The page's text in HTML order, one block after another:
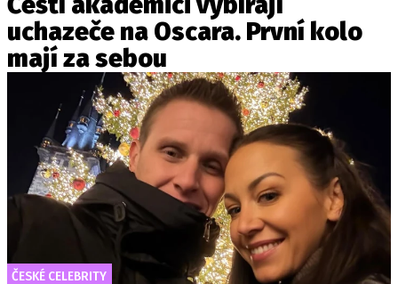
uchazeče na Oscara. První kolo
mají za sebou
ČESKÉ CELEBRITY